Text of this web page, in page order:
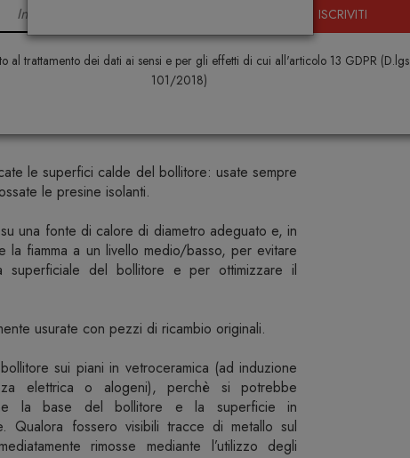
ISCRIVITI
al trattamento dei dati ai sensi e per gli effetti di cui all'articolo 13 GDPR (D.lgs
101/2018)
esclusivamente all’uso domestico: utilizzatelo
assicuratevi che sia correttamente chiuso.
il bollitore, attendete che si sia completamente
le superfici calde del bollitore: usate sempre
le presine isolanti.
una fonte di calore di diametro adeguato e, in
la fiamma a un livello medio/basso, per evitare
superficiale del bollitore e per ottimizzare il
usurate con pezzi di ricambio originali.
sui piani in vetroceramica (ad induzione
elettrica o alogeni), perchè si potrebbe
la base del bollitore e la superficie in
Qualora fossero visibili tracce di metallo sul
rimosse mediante l’utilizzo degli